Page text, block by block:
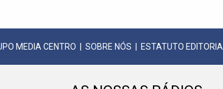
MEDIA CENTRO SOBRE NÓS ESTATUTO EDITORIAL